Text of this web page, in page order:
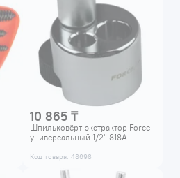
10 865 ₸
Шпильковёрт-экстрактор Force
универсальный 1/2" 818A
Код товара: 48698